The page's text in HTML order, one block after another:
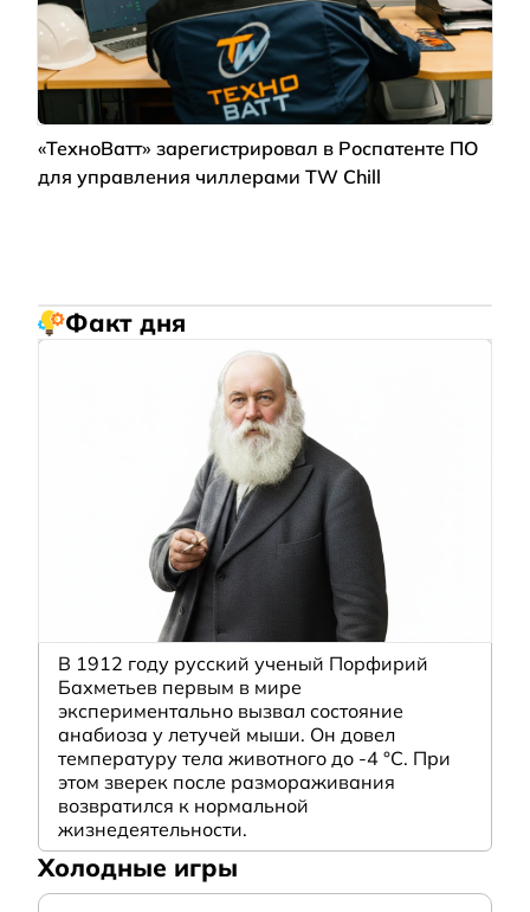
«ТехноВатт» зарегистрировал в Роспатенте ПО
для управления чиллерами TW Chill
Факт дня
В 1912 году русский ученый Порфирий
Бахметьев первым в мире
экспериментально вызвал состояние
анабиоза у летучей мыши. Он довел
температуру тела животного до -4 °C. При
этом зверек после размораживания
возвратился к нормальной
жизнедеятельности.
Холодные игры